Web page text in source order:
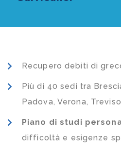
Recupero debiti di
Più di 40 sedi tra
Padova, Verona,
Piano di studi
difficoltà e esigenze